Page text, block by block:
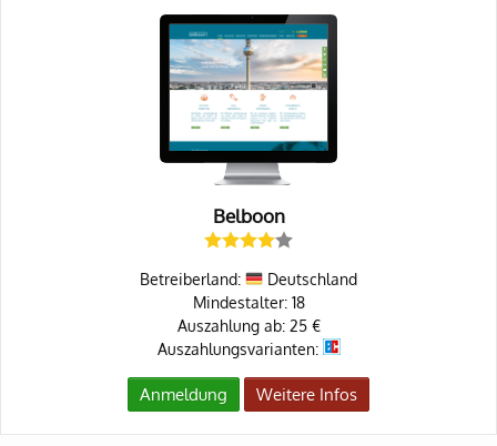
Belboon
Betreiberland:
Deutschland
Mindestalter: 18
Auszahlung ab: 25 €
Auszahlungsvarianten:
Anmeldung Weitere Infos